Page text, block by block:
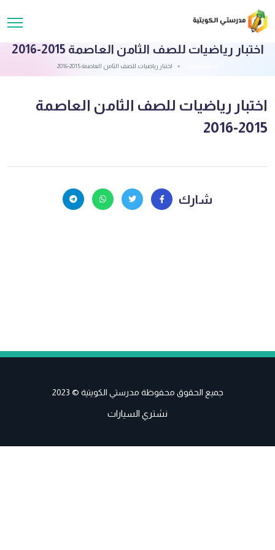
اختبار رياضيات للصف الثامن العاصمة 2015-2016
اختبار رياضيات للصف الثامن العاصمة 2015-2016
اختبار رياضيات للصف الثامن العاصمة
2015-2016
شارك
جميع الحقوق محفوظة مدرستي الكويتية © 2023
نشتري السيارات